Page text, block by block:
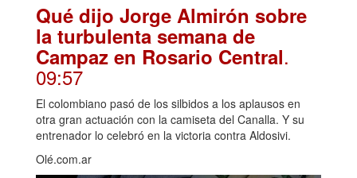
Qué dijo Jorge Almirón sobre
la turbulenta semana de
Campaz en Rosario Central.
09:57
El colombiano pasó de los silbidos a los aplausos en
otra gran actuación con la camiseta del Canalla. Y su
entrenador lo celebró en la victoria contra Aldosivi.
Olé.com.ar